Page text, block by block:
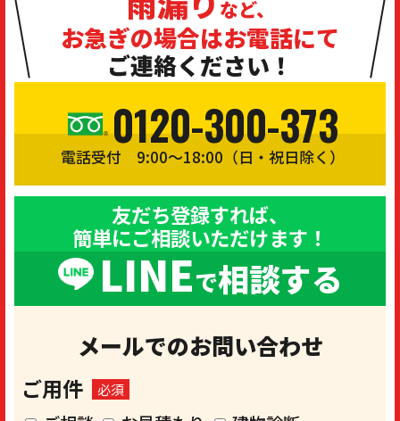
など、
お急ぎの場合はお電話にて
ご連絡ください！
0120-300-373
電話受付 9:00〜18:00（日・祝日除く）
友だち登録すれば、
簡単にご相談いただけます！
LINEで相談する
メールでのお問い合わせ
ご用件 必須